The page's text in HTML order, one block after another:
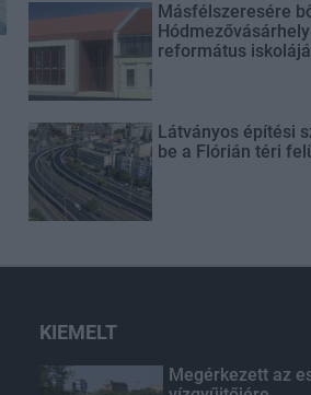
Másfélszeresére
református
Látványos építési
be a Flórián téri
KIEMELT
Megérkezett az